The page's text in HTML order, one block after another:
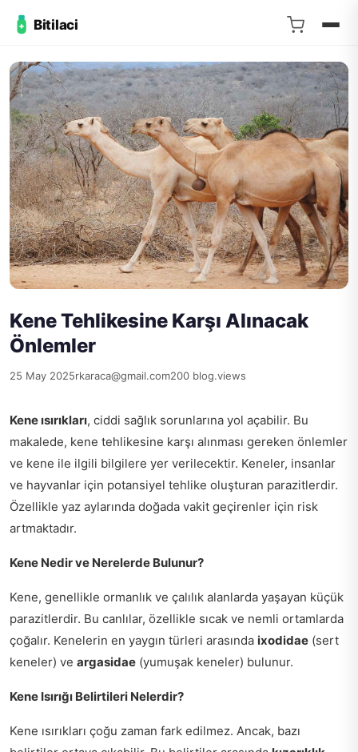
Bitilaci
Kene Tehlikesine Karşı Alınacak
Önlemler
25 May 2025rkaraca@gmail.com200 blog.views
Kene ısırıkları, ciddi sağlık sorunlarına yol açabilir. Bu
makalede, kene tehlikesine karşı alınması gereken önlemler
ve kene ile ilgili bilgilere yer verilecektir. Keneler, insanlar
ve hayvanlar için potansiyel tehlike oluşturan parazitlerdir.
Özellikle yaz aylarında doğada vakit geçirenler için risk
artmaktadır.
Kene Nedir ve Nerelerde Bulunur?
Kene, genellikle ormanlık ve çalılık alanlarda yaşayan küçük
parazitlerdir. Bu canlılar, özellikle sıcak ve nemli ortamlarda
çoğalır. Kenelerin en yaygın türleri arasında ixodidae (sert
keneler) ve argasidae (yumuşak keneler) bulunur.
Kene Isırığı Belirtileri Nelerdir?
Kene ısırıkları çoğu zaman fark edilmez. Ancak, bazı